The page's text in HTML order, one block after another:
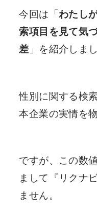
今回は「 わたし
索項目を見て気
差 」を紹介しま
性別に関する検
本企業の実情を
ですが、この数
まして『リクナ
ません。